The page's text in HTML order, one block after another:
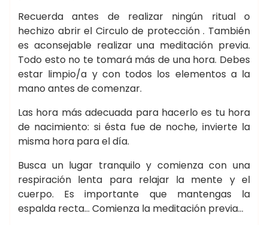
Recuerda antes de realizar ningún ritual o
hechizo abrir el Circulo de protección . También
es aconsejable realizar una meditación previa.
Todo esto no te tomará más de una hora. Debes
estar limpio/a y con todos los elementos a la
mano antes de comenzar.
Las hora más adecuada para hacerlo es tu hora
de nacimiento: si ésta fue de noche, invierte la
misma hora para el día.
Busca un lugar tranquilo y comienza con una
respiración lenta para relajar la mente y el
cuerpo. Es importante que mantengas la
espalda recta… Comienza la meditación previa…